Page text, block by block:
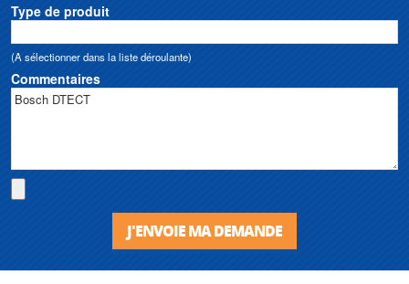
Type de produit
(A sélectionner dans la liste déroulante)
Commentaires
J'ENVOIE MA DEMANDE